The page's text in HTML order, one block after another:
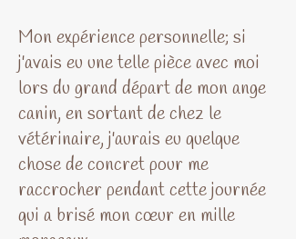
Mon expérience personnelle; si
j'avais eu une telle pièce avec moi
lors du grand départ de mon ange
canin, en sortant de chez le
vétérinaire, j'aurais eu quelque
chose de concret pour me
raccrocher pendant cette journée
qui a brisé mon cœur en mille